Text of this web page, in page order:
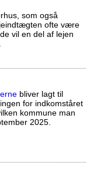
som også
ofte være
vil en del af lejen
bliver lagt til
for indkomståret
kommune man
2025.